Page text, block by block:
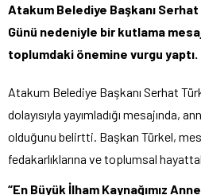
Atakum Belediye Başkanı Serhat
Günü nedeniyle bir kutlama
toplumdaki önemine vurgu yaptı.
Atakum Belediye Başkanı Serhat
dolayısıyla yayımladığı mesajında,
olduğunu belirtti. Başkan Türkel,
fedakarlıklarına ve toplumsal
“En Büyük İlham Kaynağımız